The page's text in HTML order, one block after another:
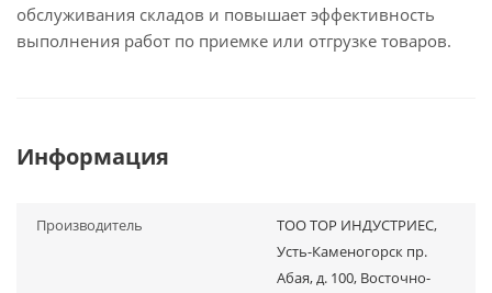
обслуживания складов и повышает эффективность
выполнения работ по приемке или отгрузке товаров.
Информация
Производитель
ТОО ТОР ИНДУСТРИЕС,
Усть-Каменогорск пр.
Абая, д. 100, Восточно-